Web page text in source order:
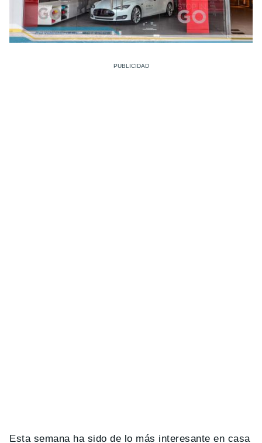
Esta semana ha sido de lo más interesante en casa